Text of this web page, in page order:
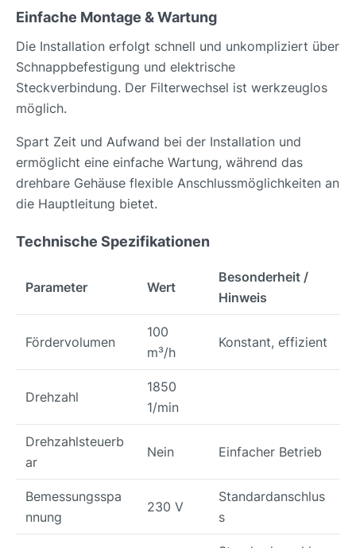
Einfache Montage & Wartung
Die Installation erfolgt schnell und unkompliziert über
Schnappbefestigung und elektrische
Steckverbindung. Der Filterwechsel ist werkzeuglos
möglich.
Spart Zeit und Aufwand bei der Installation und
ermöglicht eine einfache Wartung, während das
drehbare Gehäuse flexible Anschlussmöglichkeiten an
die Hauptleitung bietet.
Technische Spezifikationen
Parameter Wert
Besonderheit /
Hinweis
Fördervolumen
100
m³/h
Konstant, effizient
Drehzahl
1850
1/min
Drehzahlsteuerb
ar
Nein Einfacher Betrieb
Bemessungsspa
nnung
230 V
Standardanschlus
s